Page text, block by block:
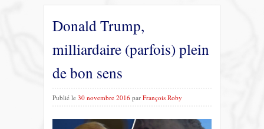
Donald Trump,
milliardaire (parfois) plein
de bon sens
Publié le 30 novembre 2016 par François Roby